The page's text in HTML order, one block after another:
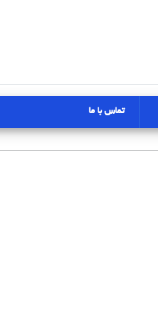
تماس با ما